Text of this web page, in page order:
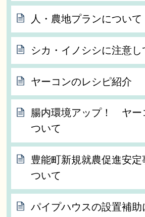
人・農地プランについて
シカ・イノシシに注意し
ヤーコンのレシピ紹介
腸内環境アップ！ ヤー
ついて
豊能町新規就農促進安定
ついて
パイプハウスの設置補助